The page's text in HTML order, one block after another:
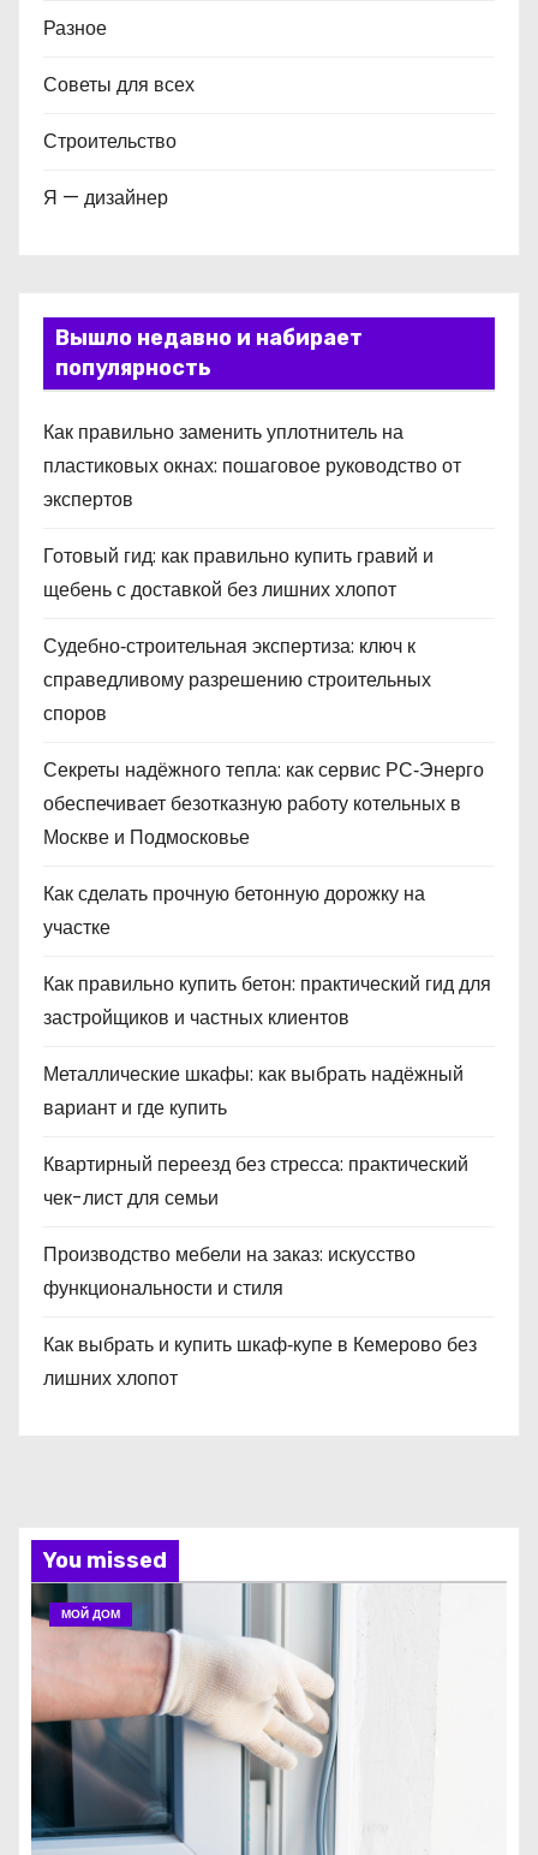
Разное
Советы для всех
Строительство
Я — дизайнер
Вышло недавно и набирает
популярность
Как правильно заменить уплотнитель на
пластиковых окнах: пошаговое руководство от
экспертов
Готовый гид: как правильно купить гравий и
щебень с доставкой без лишних хлопот
Судебно‑строительная экспертиза: ключ к
справедливому разрешению строительных
споров
Секреты надёжного тепла: как сервис РС‑Энерго
обеспечивает безотказную работу котельных в
Москве и Подмосковье
Как сделать прочную бетонную дорожку на
участке
Как правильно купить бетон: практический гид для
застройщиков и частных клиентов
Металлические шкафы: как выбрать надёжный
вариант и где купить
Квартирный переезд без стресса: практический
чек-лист для семьи
Производство мебели на заказ: искусство
функциональности и стиля
Как выбрать и купить шкаф‑купе в Кемерово без
лишних хлопот
You missed
МОЙ ДОМ